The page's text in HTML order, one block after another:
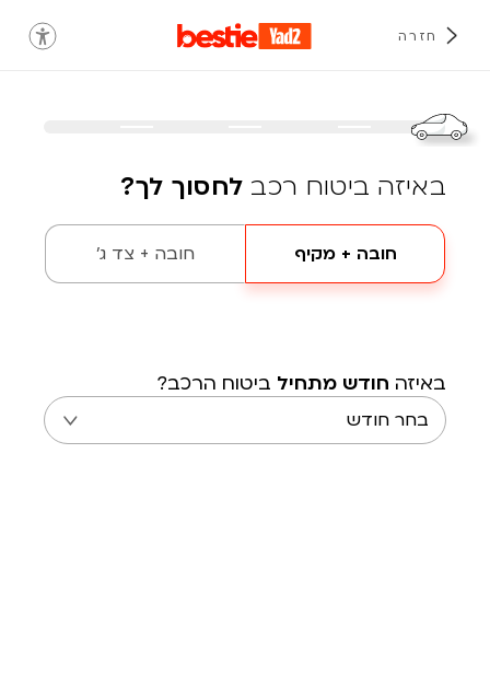
חזרה
באיזה ביטוח רכב לחסוך לך?
חובה + מקיף חובה + צד ג'
באיזה חודש מתחיל ביטוח הרכב?